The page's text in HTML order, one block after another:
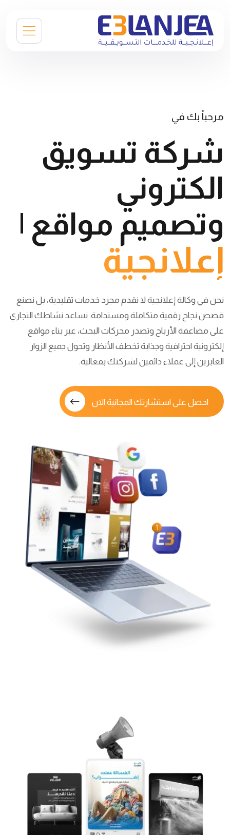
مرحباً بك في
شركة تسويق
الكتروني
وتصميم مواقع |
إعلانجية
نحن في وكالة إعلانجية لا نقدم مجرد خدمات تقليدية، بل نصنع
قصص نجاح رقمية متكاملة ومستدامة. نساعد نشاطك التجاري
على مضاعفة الأرباح وتصدر محركات البحث، عبر بناء مواقع
إلكترونية احترافية وجذابة تخطف الأنظار وتحول جميع الزوار
العابرين إلى عملاء دائمين لشركتك بفعالية.
احصل على استشارتك المجانية الان